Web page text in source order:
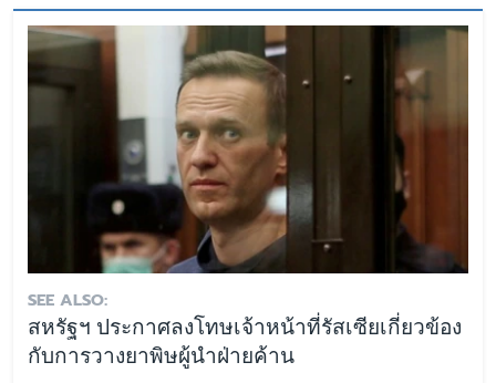
SEE ALSO:
สหรัฐฯ ประกาศลงโทษเจ้าหน้าที่รัสเซียเกี่ยวข้อง
กับการวางยาพิษผู้นำฝ่ายค้าน